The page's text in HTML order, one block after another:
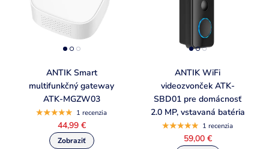
ANTIK Smart
multifunkčný gateway
ATK-MGZW03
1 recenzia
44,99 €
ANTIK WiFi
videozvonček ATK-
SBD01 pre domácnosť
2.0 MP, vstavaná batéria
1 recenzia
59,00 €